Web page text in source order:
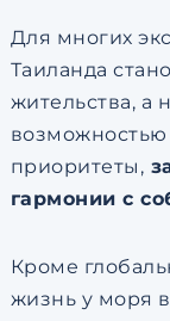
Для многих
Таиланда
жительства, а
приоритеты,
гармонии с
Кроме
жизнь у моря